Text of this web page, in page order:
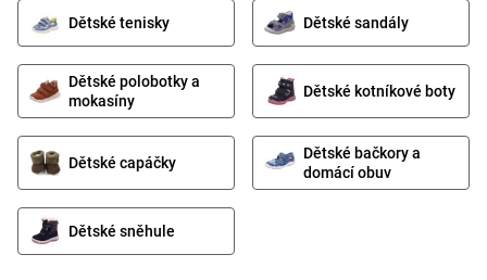
Dětské tenisky Dětské sandály
Dětské polobotky a
mokasíny
Dětské kotníkové boty
Dětské capáčky
Dětské bačkory a
domácí obuv
Dětské sněhule